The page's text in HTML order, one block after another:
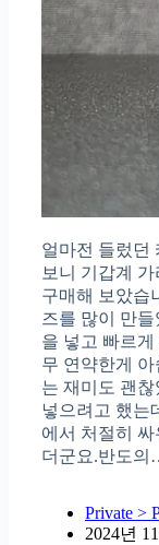
얼마전 들렀던
보니 기갑계
구매해 보았습
즈를 많이 만
을 넣고 빠르
무 연약한게
는 재미도 괜
넣으려고 했
에서 처절히
더군요.반도
Private >
2024년